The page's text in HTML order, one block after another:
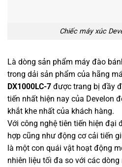
Chiếc máy xúc
Là dòng sản phẩm máy đào
trong dải sản phẩm của hãng
DX1000LC-7 được trang bị đầy
tiến nhất hiện nay của Develon
khắt khe nhất của khách hàng.
Với công nghệ tiên tiến hiện đại
hợp cũng như động cơ cải tiến
là một con quái vật hoạt động
nhiên liệu tối đa so với các